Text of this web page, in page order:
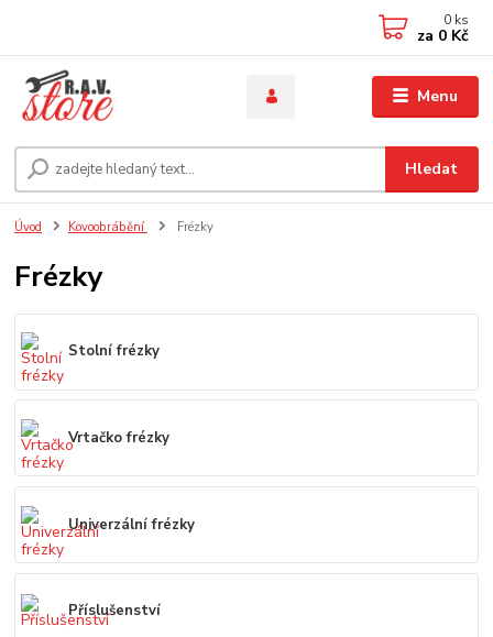
Menu
Hledat
0 ks
za 0 Kč
Úvod Kovoobrábění Frézky
Frézky
Stolní frézky
Vrtačko frézky
Univerzální frézky
Příslušenství